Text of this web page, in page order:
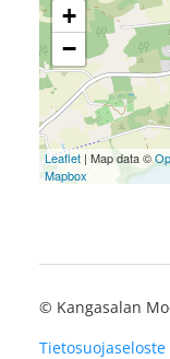
+
−
Leaflet| Map data ©
Mapbox
© Kangasalan
Tietosuojaseloste